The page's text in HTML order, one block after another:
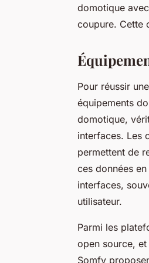
domotique
coupure. Cette
Pour réussir
équipements
domotique,
interfaces. Les
permettent de
ces données
interfaces,
utilisateur.
Parmi les
open source,
Somfy